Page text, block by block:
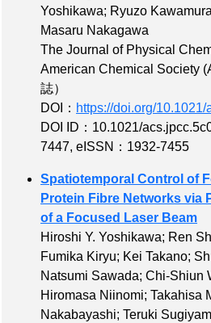
Yoshikawa; Ryuzo
Masaru Nakagawa
The Journal of Physical
American Chemical Society
誌）
DOI： https://doi.org/
DOI ID：10.1021/
7447, eISSN：1932-7455
Spatiotemporal Control of
Protein Fibre Networks via
of a Focused Laser Beam
Hiroshi Y. Yoshikawa; Ren
Fumika Kiryu; Kei Takano;
Natsumi Sawada; Chi-Shiun
Hiromasa Niinomi; Takahisa
Nakabayashi; Teruki